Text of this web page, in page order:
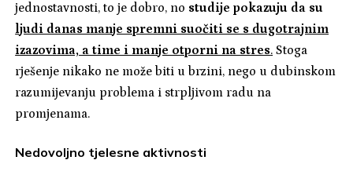
jednostavnosti, to je dobro, no studije pokazuju da su
ljudi danas manje spremni suočiti se s dugotrajnim
izazovima, a time i manje otporni na stres. Stoga
rješenje nikako ne može biti u brzini, nego u dubinskom
razumijevanju problema i strpljivom radu na
promjenama.
Nedovoljno tjelesne aktivnosti